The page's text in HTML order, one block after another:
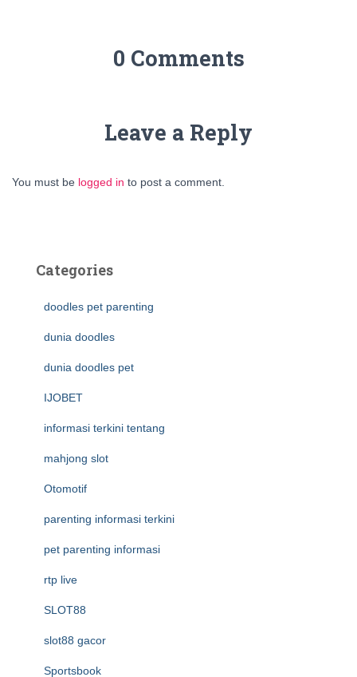
0 Comments
Leave a Reply
You must be logged in to post a comment.
Categories
doodles pet parenting
dunia doodles
dunia doodles pet
IJOBET
informasi terkini tentang
mahjong slot
Otomotif
parenting informasi terkini
pet parenting informasi
rtp live
SLOT88
slot88 gacor
Sportsbook